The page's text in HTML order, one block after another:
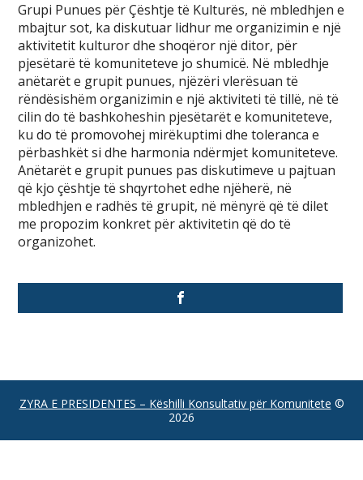
Grupi Punues për Çështje të Kulturës, në mbledhjen e
mbajtur sot, ka diskutuar lidhur me organizimin e një
aktivitetit kulturor dhe shoqëror një ditor, për
pjesëtarë të komuniteteve jo shumicë. Në mbledhje
anëtarët e grupit punues, njëzëri vlerësuan të
rëndësishëm organizimin e një aktiviteti të tillë, në të
cilin do të bashkoheshin pjesëtarët e komuniteteve,
ku do të promovohej mirëkuptimi dhe toleranca e
përbashkët si dhe harmonia ndërmjet komuniteteve.
Anëtarët e grupit punues pas diskutimeve u pajtuan
që kjo çështje të shqyrtohet edhe njëherë, në
mbledhjen e radhës të grupit, në mënyrë që të dilet
me propozim konkret për aktivitetin që do të
organizohet.
ZYRA E PRESIDENTES – Këshilli Konsultativ për Komunitete ©
2026